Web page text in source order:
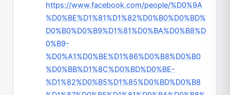
https://www.facebook.com/people/%D0%9A
%D0%BE%D1%81%D1%82%D0%B0%D0%BD%
D0%B0%D0%B9%D1%81%D0%BA%D0%B8%D
0%B9-
%D0%A1%D0%BE%D1%86%D0%B8%D0%B0
%D0%BB%D1%8C%D0%BD%D0%BE-
%D1%82%D0%B5%D1%85%D0%BD%D0%B8